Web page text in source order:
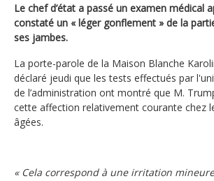
Le chef d’état a passé un examen médical
constaté un « léger gonflement » de la
ses jambes.
La porte-parole de la Maison Blanche
déclaré jeudi que les tests effectués par
de l’administration ont montré que M.
cette affection relativement courante chez
âgées.
« Cela correspond à une irritation